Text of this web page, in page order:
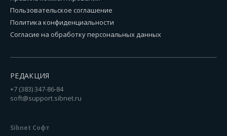
Пользовательское соглашение
Политика конфиденциальности
Согласие на обработку персональных данных
РЕДАКЦИЯ
+7 (383) 347-86-84
soft@support.sibnet.ru
Sibnet Софт